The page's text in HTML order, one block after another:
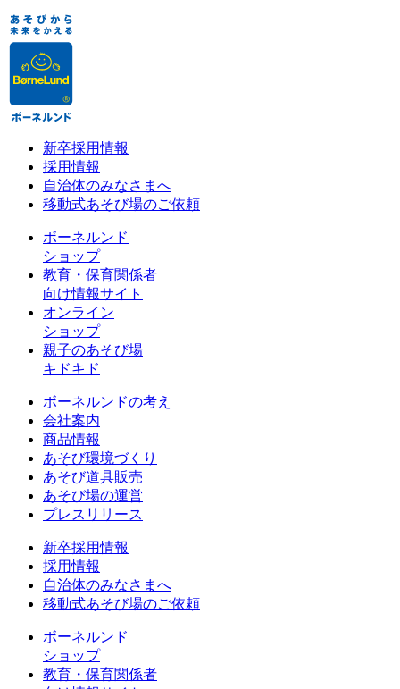
新卒採用情報
採用情報
自治体のみなさまへ
移動式あそび場のご依頼
ボーネルンド
ショップ
教育・保育関係者
向け情報サイト
オンライン
ショップ
親子のあそび場
キドキド
ボーネルンドの考え
会社案内
商品情報
あそび環境づくり
あそび道具販売
あそび場の運営
プレスリリース
新卒採用情報
採用情報
自治体のみなさまへ
移動式あそび場のご依頼
ボーネルンド
ショップ
教育・保育関係者